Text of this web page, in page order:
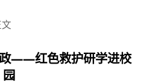
——红色救护研学进校
园